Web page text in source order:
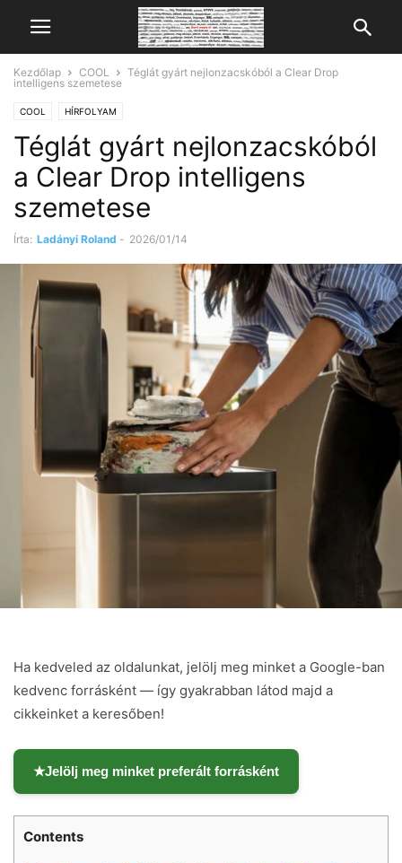
Kezdőlap COOL
Téglát gyárt nejlonzacskóból a Clear Drop
intelligens szemetese
COOL HÍRFOLYAM
Téglát gyárt nejlonzacskóból
a Clear Drop intelligens
szemetese
Írta: Ladányi Roland - 2026/01/14
Ha kedveled az oldalunkat, jelölj meg minket a Google-ban
kedvenc forrásként — így gyakrabban látod majd a
cikkeinket a keresőben!
★Jelölj meg minket preferált forrásként
Contents